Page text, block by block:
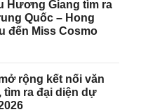
Hương Giang tìm ra
Quốc – Hong
đến Miss Cosmo
rộng kết nối văn
tìm ra đại diện dự